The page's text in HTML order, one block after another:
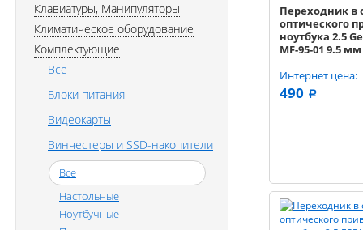
Переходник в
оптического
ноутбука 2.5
MF-95-01 9.5 мм
Интернет цена:
490 a
Клавиатуры, Манипуляторы
Климатическое оборудование
Комплектующие
Все
Блоки питания
Видеокарты
Винчестеры и SSD-накопители
Все
Настольные
Ноутбучные